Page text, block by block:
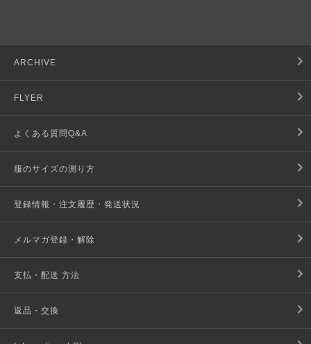
ARCHIVE
FLYER
よくある質問Q&A
服のサイズの測り方
登録情報・注文履歴・発送状況
メルマガ登録・解除
支払・配送 方法
返品・交換